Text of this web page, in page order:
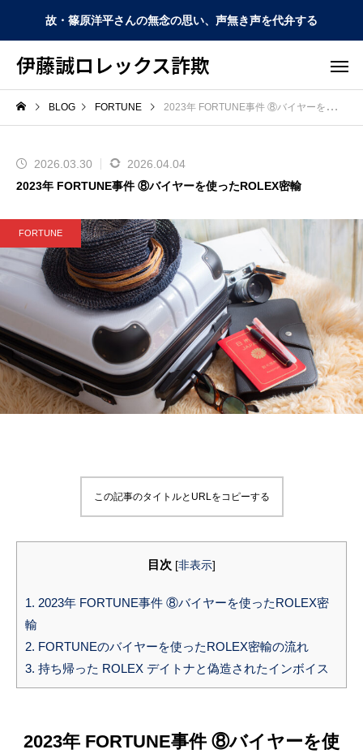
故・篠原洋平さんの無念の思い、声無き声を代弁する
伊藤誠ロレックス詐欺
BLOG FORTUNE 2023年 FORTUNE事件 ⑧バイヤーを使ったROLEX密輸
2026.03.30
2026.04.04
2023年 FORTUNE事件 ⑧バイヤーを使ったROLEX密輸
FORTUNE
この記事のタイトルとURLをコピーする
目次 [非表示]
1. 2023年 FORTUNE事件 ⑧バイヤーを使ったROLEX密
輸
2. FORTUNEのバイヤーを使ったROLEX密輸の流れ
3. 持ち帰った ROLEX デイトナと偽造されたインボイス
2023年 FORTUNE事件 ⑧バイヤーを使